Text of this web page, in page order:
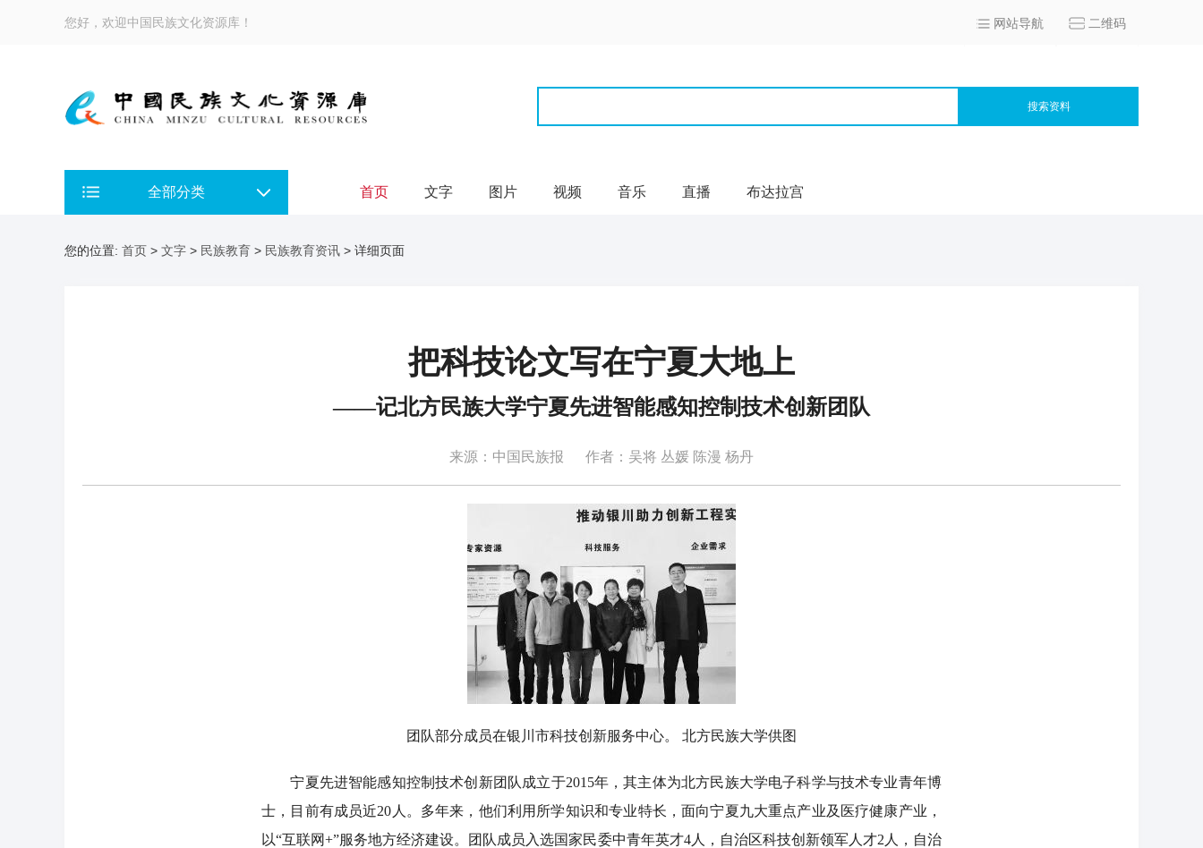
您好，欢迎中国民族文化资源库！ 网站导航 二维码
搜索资料
全部分类 首页 文字 图片 视频 音乐 直播 布达拉宫
您的位置: 首页 > 文字 > 民族教育 > 民族教育资讯 > 详细页面
把科技论文写在宁夏大地上
——记北方民族大学宁夏先进智能感知控制技术创新团队
来源：中国民族报 作者：吴将 丛媛 陈漫 杨丹
团队部分成员在银川市科技创新服务中心。 北方民族大学供图
宁夏先进智能感知控制技术创新团队成立于2015年，其主体为北方民族大学电子科学与技术专业青年博
士，目前有成员近20人。多年来，他们利用所学知识和专业特长，面向宁夏九大重点产业及医疗健康产业，
以“互联网+”服务地方经济建设。团队成员入选国家民委中青年英才4人，自治区科技创新领军人才2人，自治